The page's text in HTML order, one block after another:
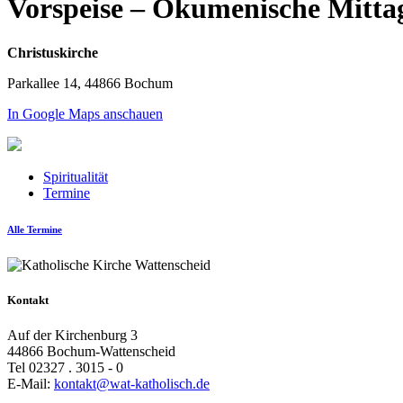
Vorspeise – Ökumenische
Christuskirche
Parkallee 14, 44866 Bochum
In Google Maps anschauen
Spiritualität
Termine
Alle Termine
Kontakt
Auf der Kirchenburg 3
44866 Bochum-Wattenscheid
Tel 02327 . 3015 - 0
E-Mail: kontakt@wat-katholisch.de